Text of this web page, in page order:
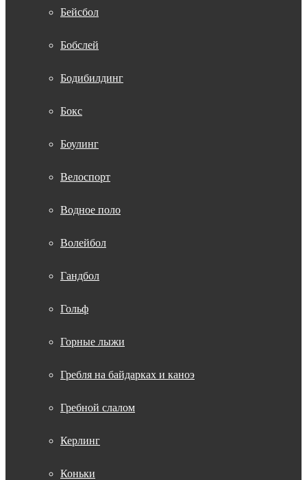
Бейсбол
Бобслей
Бодибилдинг
Бокс
Боулинг
Велоспорт
Водное поло
Волейбол
Гандбол
Гольф
Горные лыжи
Гребля на байдарках и каноэ
Гребной слалом
Керлинг
Коньки